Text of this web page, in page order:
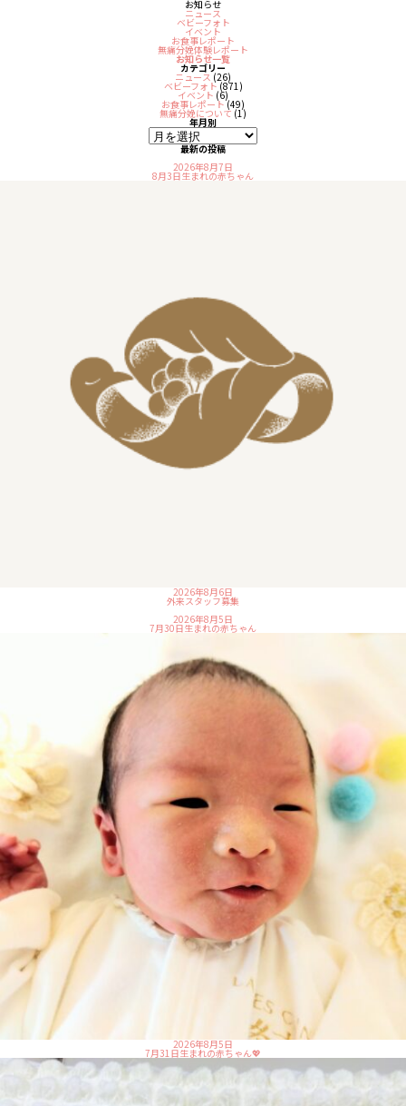
お知らせ
ニュース
ベビーフォト
イベント
お食事レポート
無痛分娩体験レポート
お知らせ一覧
カテゴリー
ニュース(26)
ベビーフォト (871)
イベント (6)
お食事レポート(49)
無痛分娩について (1)
年月別
最新の投稿
2026年8月7日
8月3日生まれの赤ちゃん
2026年8月6日
外来スタッフ募集
2026年8月5日
7月30日生まれの赤ちゃん
2026年8月5日
7月31日生まれの赤ちゃん💖